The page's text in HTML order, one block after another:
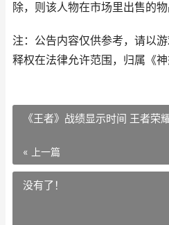
除，则该人物在市场里出售的
注：公告内容仅供参考，请以
释权在法律允许范围，归属《神
《王者》战绩显示时间 王者荣
« 上一篇
没有了！